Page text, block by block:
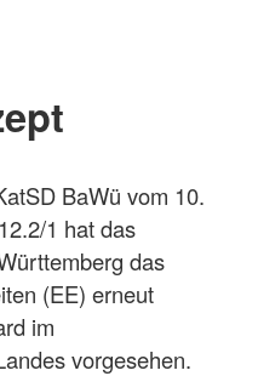
BaWü vom 10.
1 hat das
das
(EE) erneut
im
vorgesehen.